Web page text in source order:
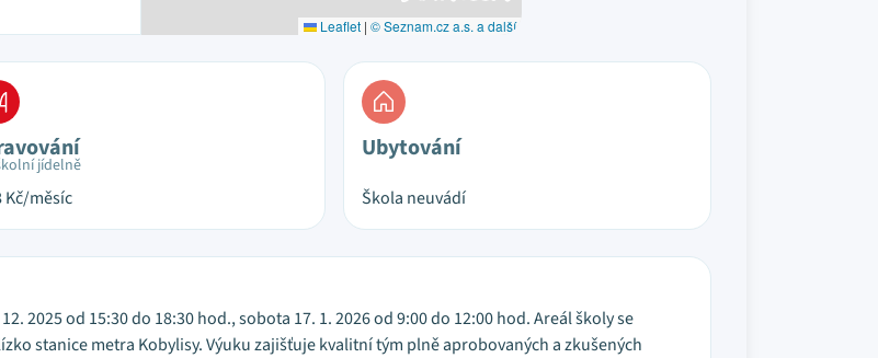
Leaflet | © Seznam.cz a.s. a další
jídelně
Kč/měsíc
Ubytování
Škola neuvádí
2025 od 15:30 do 18:30 hod., sobota 17. 1. 2026 od 9:00 do 12:00 hod. Areál školy se
stanice metra Kobylisy. Výuku zajišťuje kvalitní tým plně aprobovaných a zkušených